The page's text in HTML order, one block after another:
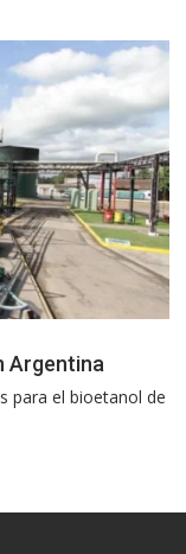
Argentina
para el bioetanol de